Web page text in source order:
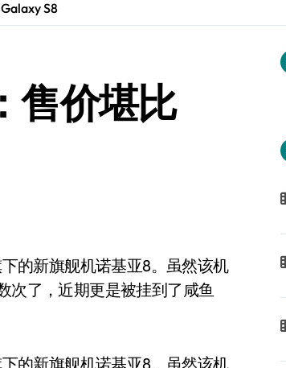
S8
售价堪比
次了，近期更是被挂到了咸鱼
的新旗舰机诺基亚8。虽然该机